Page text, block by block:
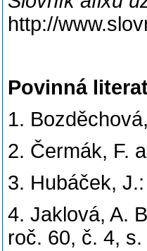
http://
Povinná
1.
2. Čermák, F.
3. Hubáček,
4. Jaklová, A.
roč. 60, č. 4,